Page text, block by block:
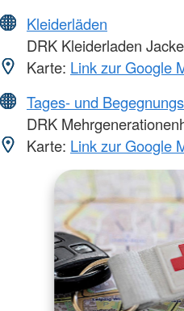
Kleiderläden
DRK Kleiderladen
Karte: Link zur Google
Tages- und
DRK
Karte: Link zur Google